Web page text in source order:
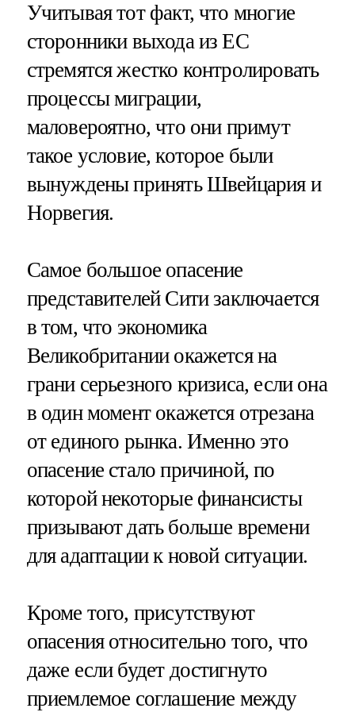
Учитывая тот факт, что многие
сторонники выхода из ЕС
стремятся жестко контролировать
процессы миграции,
маловероятно, что они примут
такое условие, которое были
вынуждены принять Швейцария и
Норвегия.
Самое большое опасение
представителей Сити заключается
в том, что экономика
Великобритании окажется на
грани серьезного кризиса, если она
в один момент окажется отрезана
от единого рынка. Именно это
опасение стало причиной, по
которой некоторые финансисты
призывают дать больше времени
для адаптации к новой ситуации.
Кроме того, присутствуют
опасения относительно того, что
даже если будет достигнуто
приемлемое соглашение между